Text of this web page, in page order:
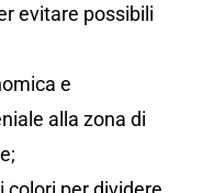
evitare possibili
e
alla zona di